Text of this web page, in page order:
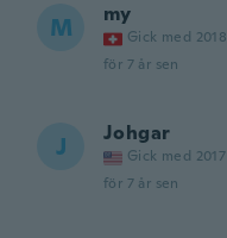
M my
Gick med 2018
för 7 år sen
J Johgar
Gick med 2017
för 7 år sen